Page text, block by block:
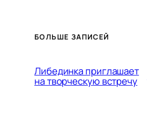
БОЛЬШЕ ЗАПИСЕЙ
Либединка приглашает
на творческую встречу